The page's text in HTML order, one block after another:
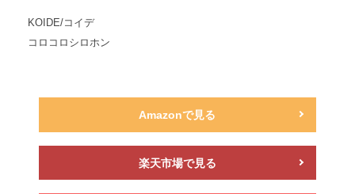
KOIDE/コイデ
コロコロシロホン
Amazonで見る
楽天市場で見る